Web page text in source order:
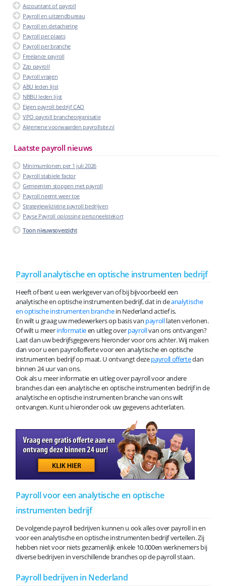
Accountant of payroll
Payroll en uitzendbureau
Payroll en detachering
Payroll per plaats
Payroll per branche
Freelance payroll
Zzp payroll
Payroll vragen
ABU leden lijst
NBBU leden lijst
Eigen payroll bedrijf CAO
VPO payroll brancheorganisatie
Algemene voorwaarden payrollsite.nl
Laatste payroll nieuws
Minimumlonen per 1 juli 2026
Payroll stabiele factor
Gemeenten stoppen met payroll
Payroll neemt weer toe
Strategiewijziging payroll bedrijven
Payse Payroll oplossing personeelstekort
Toon nieuwsoverzicht
Payroll analytische en optische instrumenten bedrijf
Heeft of bent u een werkgever van of bij bijvoorbeeld een
analytische en optische instrumenten bedrijf, dat in deanalytische
en optische instrumenten branchein Nederland actief is.
En wilt u graag uw medewerkers op basis van payrolllaten verlonen.
Of wilt u meerinformatieen uitleg overpayrollvan ons ontvangen?
Laat dan uw bedrijfsgegevens hieronder voor ons achter. Wij maken
dan voor u een payrollofferte voor een analytische en optische
instrumenten bedrijf op maat. U ontvangt dezepayroll offertedan
binnen 24 uur van ons.
Ook als u meer informatie en uitleg over payroll voor andere
branches dan een analytische en optische instrumenten bedrijf in de
analytische en optische instrumenten branche van ons wilt
ontvangen. Kunt u hieronder ook uw gegevens achterlaten.
Payroll voor een analytische en optische
instrumenten bedrijf
De volgende payroll bedrijven kunnen u ook alles over payroll in en
voor een analytische en optische instrumenten bedrijf vertellen. Zij
hebben niet voor niets gezamenlijk enkele 10.000en werknemers bij
diverse bedrijven in verschillende branches op de payroll staan.
Payroll bedrijven in Nederland